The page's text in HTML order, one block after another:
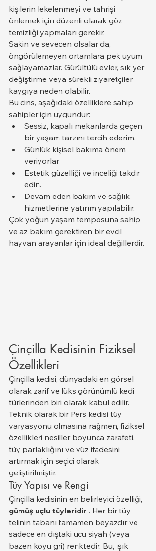
kişilerin lekelenmeyi ve tahrişi
önlemek için düzenli olarak göz
temizliği yapmaları gerekir.
Sakin ve sevecen olsalar da,
öngörülemeyen ortamlara pek uyum
sağlayamazlar. Gürültülü evler, sık yer
değiştirme veya sürekli ziyaretçiler
kaygıya neden olabilir.
Bu cins, aşağıdaki özelliklere sahip
sahipler için uygundur:
Sessiz, kapalı mekanlarda geçen
bir yaşam tarzını tercih ederim.
Günlük kişisel bakıma önem
veriyorlar.
Estetik güzelliği ve inceliği takdir
edin.
Devam eden bakım ve sağlık
hizmetlerine yatırım yapılabilir.
Çok yoğun yaşam temposuna sahip
ve az bakım gerektiren bir evcil
hayvan arayanlar için ideal değillerdir.
Çinçilla Kedisinin Fiziksel
Özellikleri
Çinçilla kedisi, dünyadaki en görsel
olarak zarif ve lüks görünümlü kedi
türlerinden biri olarak kabul edilir.
Teknik olarak bir Pers kedisi tüy
varyasyonu olmasına rağmen, fiziksel
özellikleri nesiller boyunca zarafeti,
tüy parlaklığını ve yüz ifadesini
artırmak için seçici olarak
geliştirilmiştir.
Tüy Yapısı ve Rengi
Çinçilla kedisinin en belirleyici özelliği,
gümüş uçlu tüyleridir . Her bir tüy
telinin tabanı tamamen beyazdır ve
sadece en dıştaki ucu siyah (veya
bazen koyu gri) renktedir. Bu, ışık